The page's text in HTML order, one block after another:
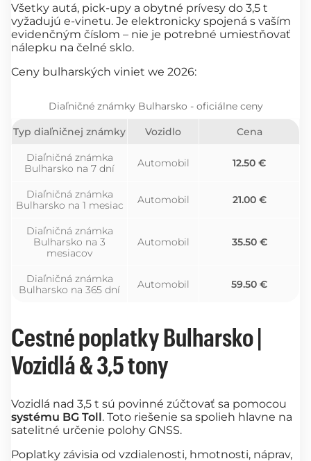
Všetky autá, pick-upy a obytné prívesy do 3,5 t
vyžadujú e-vinetu. Je elektronicky spojená s vaším
evidenčným číslom – nie je potrebné umiestňovať
nálepku na čelné sklo.
Ceny bulharských viniet we 2026:
Diaľničné známky Bulharsko - oficiálne ceny
Typ diaľničnej známky Vozidlo Cena
Diaľničná známka
Bulharsko na 7 dní
Automobil 12.50 €
Diaľničná známka
Bulharsko na 1 mesiac
Automobil 21.00 €
Diaľničná známka
Bulharsko na 3
mesiacov
Automobil 35.50 €
Diaľničná známka
Bulharsko na 365 dní
Automobil 59.50 €
Cestné poplatky Bulharsko |
Vozidlá & 3,5 tony
Vozidlá nad 3,5 t sú povinné zúčtovať sa pomocou
systému BG Toll. Toto riešenie sa spolieh hlavne na
satelitné určenie polohy GNSS.
Poplatky závisia od vzdialenosti, hmotnosti, náprav,